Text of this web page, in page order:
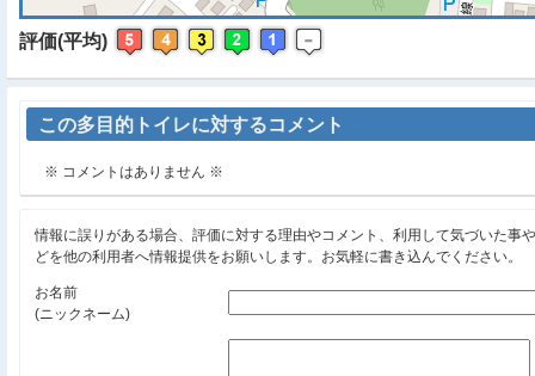
評価(平均)
この多目的トイレに対するコメント
※ コメントはありません ※
情報に誤りがある場合、評価に対する理由やコメント、利用して気づいた事
どを他の利用者へ情報提供をお願いします。お気軽に書き込んでください。
お名前
(ニックネーム)